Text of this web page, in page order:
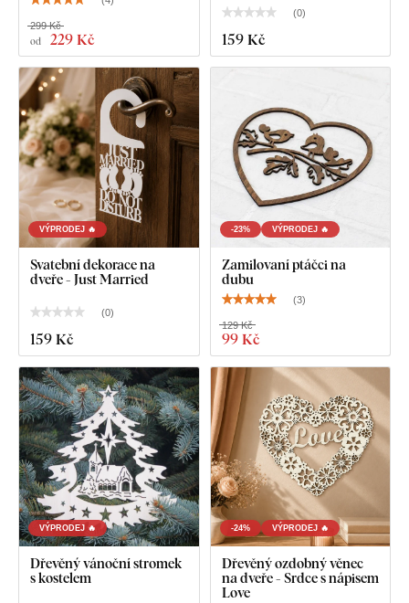
od 229 Kč
299 Kč
(0)
159 Kč
VÝPRODEJ 🔥
Svatební dekorace na
dveře - Just Married
(0)
159 Kč
-23% VÝPRODEJ 🔥
Zamilovaní ptáčci na
dubu
(3)
99 Kč
129 Kč
VÝPRODEJ 🔥
Dřevěný vánoční stromek
s kostelem
-24% VÝPRODEJ 🔥
Dřevěný ozdobný věnec
na dveře - Srdce s nápisem
Love